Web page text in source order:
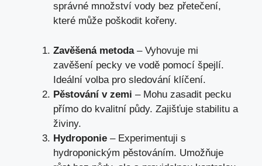
správné množství vody bez přetečení,
které může poškodit kořeny.
Zavěšená metoda– Vyhovuje mi
zavěšení pecky ve vodě pomocí špejlí.
Ideální volba pro sledování klíčení.
Pěstování v zemi – Mohu zasadit pecku
přímo do kvalitní půdy. Zajišťuje stabilitu a
živiny.
Hydroponie – Experimentuji s
hydroponickým pěstováním. Umožňuje